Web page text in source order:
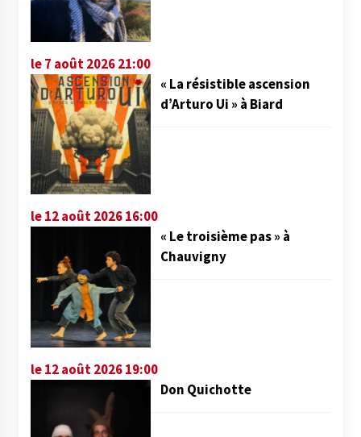
le 7 août 2026 21:00
« La résistible ascension
d’Arturo Ui » à Biard
le 12 août 2026 16:00
« Le troisième pas » à
Chauvigny
le 12 août 2026 19:00
Don Quichotte